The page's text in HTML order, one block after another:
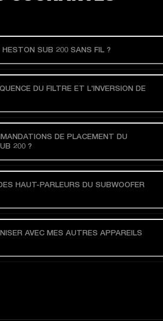
SUB 200 SANS FIL ?
DU FILTRE ET L'INVERSION DE
DE PLACEMENT DU
200 ?
HAUT-PARLEURS DU SUBWOOFER
AVEC MES AUTRES APPAREILS